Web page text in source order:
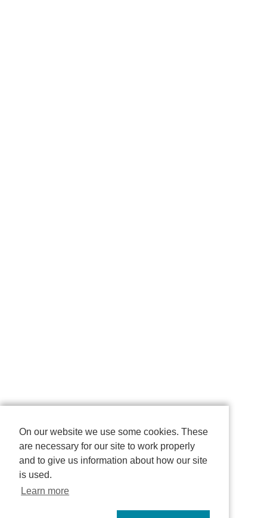
On our website we use some cookies. These
are necessary for our site to work properly
and to give us information about how our site
is used.
Learn more